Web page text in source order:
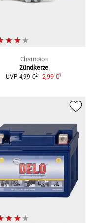
Champion
Zündkerze
UVP 4,99 €2 2,99 €1